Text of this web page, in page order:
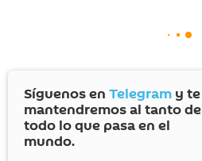
Síguenos en Telegram y te
mantendremos al tanto de
todo lo que pasa en el
mundo.